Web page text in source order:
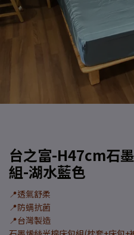
台之富-H47cm石
組-湖水藍色
📍透氣舒柔
📍防螨抗菌
📍台灣製造